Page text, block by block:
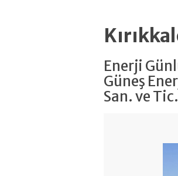
Enerji
Güneş
San. ve